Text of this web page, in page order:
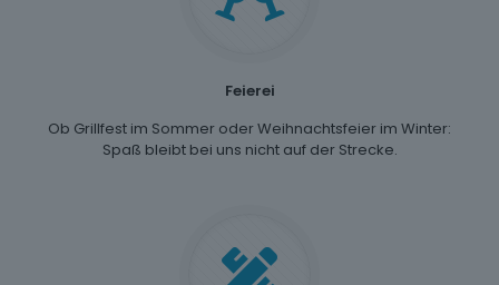
Feierei
Ob Grillfest im Sommer oder Weihnachtsfeier im Winter:
Spaß bleibt bei uns nicht auf der Strecke.